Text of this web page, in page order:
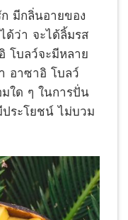
มีกลิ่นอายของ
ด้ว่า จะได้ลิ้มรส
โบลว์จะมีหลาย
อาซาอิ โบลว์
ใด ๆ ในการปั่น
ประโยชน์ ไม่บวม